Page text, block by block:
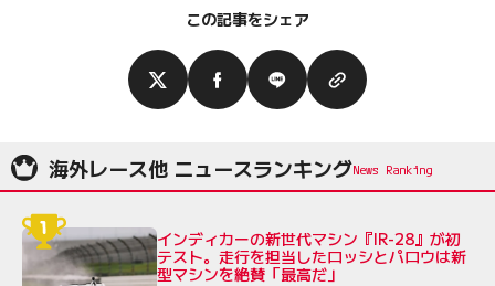
この記事をシェア
海外レース他 ニュースランキング
インディカーの新世代マシン『IR-28』が初
テスト。走行を担当したロッシとパロウは新
型マシンを絶賛「最高だ」